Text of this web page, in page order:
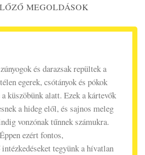
MEGOLDÁSOK
és darazsak repültek a
egerek, csótányok és pókok
küszöbünk alatt. Ezek a kártevők
a hideg elől, és sajnos meleg
vonzónak tűnnek számukra.
Éppen ezért fontos,
tegyünk a hívatlan